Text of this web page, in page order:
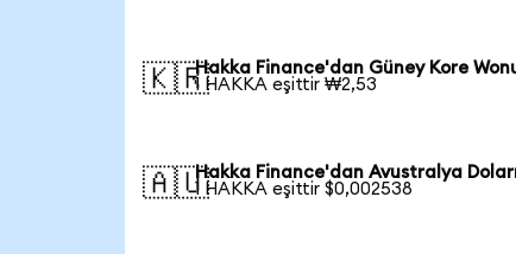
🇰🇷Hakka Finance'dan Güney Kore
1 HAKKA eşittir ₩2,53
🇦🇺Hakka Finance'dan Avustralya
1 HAKKA eşittir $0,002538